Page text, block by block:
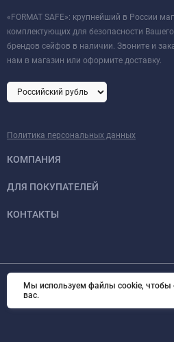
«FORMAT SAFE»: крупнейший в России
комплектующих для безопасности
брендов сейфов в наличии. Звоните и
нам в магазин или оформите доставку.
Политика персональных данных
КОМПАНИЯ
ДЛЯ ПОКУПАТЕЛЕЙ
КОНТАКТЫ
© 2026 Format-safe.ru Все
Мы используем файлы cookie, чтобы
вас.